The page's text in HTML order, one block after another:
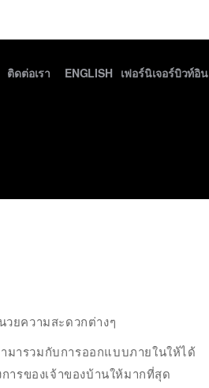
ติดต่อเรา ENGLISH เฟอร์นิเจอร์บิวท์อิน
ยความสะดวกต่างๆ
มารวมกับการออกแบบภายในให้ได้
ารของเจ้าของบ้านให้มากที่สุด